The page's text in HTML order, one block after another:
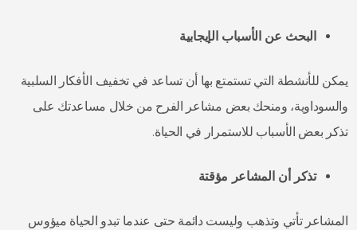
البحث عن الأسباب الإيجابية
يمكن للأنشطة التي تستمتع بها أن تساعد في تخفيف الأفكار السلبية
والسوداوية، ومنحك بعض مشاعر الفرح من خلال مساعدتك على
تذكر بعض الأسباب للاستمرار في الحياة.
تذكر أن المشاعر مؤقتة
المشاعر تأتي وتذهب وليست دائمة حتى عندما تبدو الحياة ميؤوس